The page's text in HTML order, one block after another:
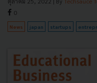
0
News japan startups